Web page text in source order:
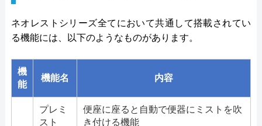
ネオレストシリーズ全てにおいて共通して搭載されてい
る機能には、以下のようなものがあります。
機
能
機能名 内容
プレミ
スト
便座に座ると自動で便器にミストを吹
き付ける機能